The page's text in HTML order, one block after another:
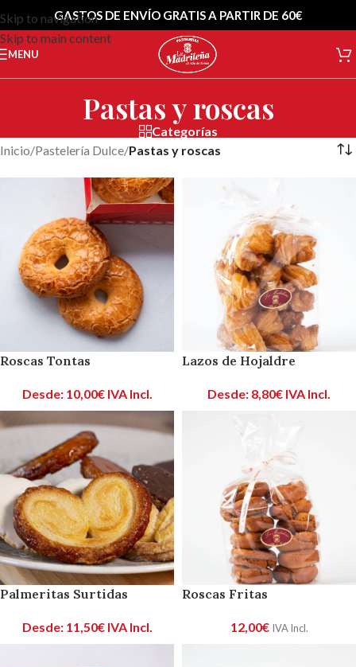
Skip to navigation
Skip to main content
GASTOS DE ENVÍO GRATIS A PARTIR DE 60€
MENU
Pastas y roscas
Categorías
Inicio/Pastelería Dulce/Pastas y roscas
Roscas Tontas
Desde: 10,00€IVA Incl.
Lazos de Hojaldre
Desde: 8,80€ IVA Incl.
Palmeritas Surtidas
Desde: 11,50€IVA Incl.
Roscas Fritas
12,00€ IVA Incl.